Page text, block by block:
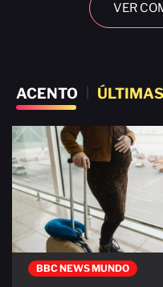
VER
ACENTO
BBC NEWS MUNDO